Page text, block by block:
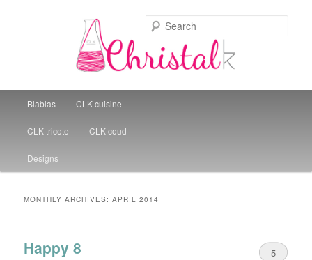
Christal Little Kitchen
Skip to primary content
Skip to secondary content
Blablas CLK cuisine
CLK tricote CLK coud
Designs
MONTHLY ARCHIVES:APRIL 2014
Happy 8 5